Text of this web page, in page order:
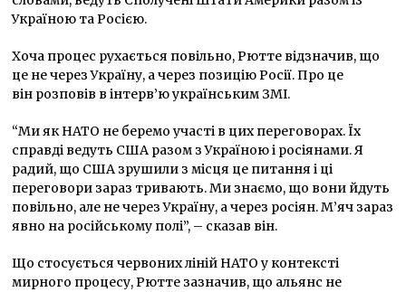
Україною та Росією.
Хоча процес рухається повільно, Рютте відзначив, що
це не через Україну, а через позицію Росії. Про це
він розповів в інтерв’ю українським ЗМІ.
“Ми як НАТО не беремо участі в цих переговорах. Їх
справді ведуть США разом з Україною і росіянами. Я
радий, що США зрушили з місця це питання і ці
переговори зараз тривають. Ми знаємо, що вони йдуть
повільно, але не через Україну, а через росіян. М’яч зараз
явно на російському полі”, – сказав він.
Що стосується червоних ліній НАТО у контексті
мирного процесу, Рютте зазначив, що альянс не